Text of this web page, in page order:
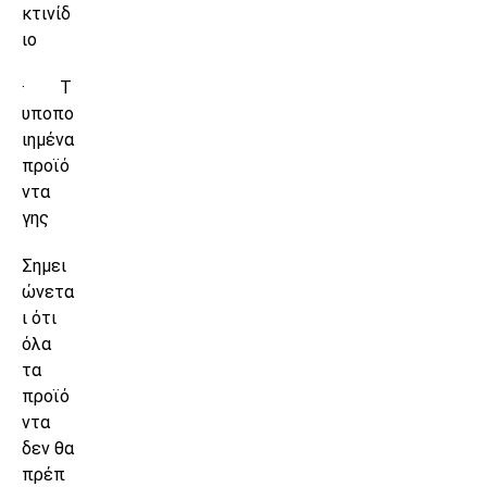
κτινίδ
ιο
· Τ
υποπο
ιημένα
προϊό
ντα
γης
Σημει
ώνετα
ι ότι
όλα
τα
προϊό
ντα
δεν θα
πρέπ